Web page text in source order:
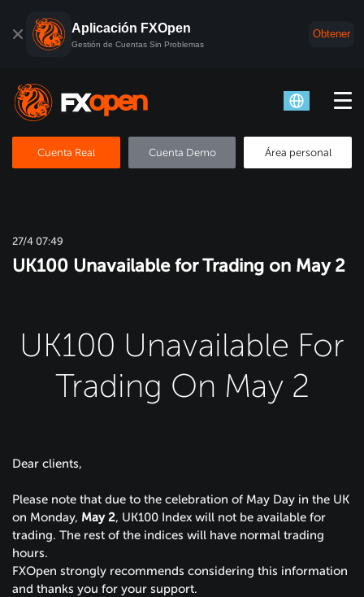
Aplicación FXOpen
Gestión de Cuentas Sin Problemas
Obtener
Cuenta Real Cuenta Demo Área personal
27/4 07:49
UK100 Unavailable for Trading on May 2
UK100 Unavailable For
Trading On May 2
Dear clients,
Please note that due to the celebration of May Day in the UK
on Monday, May 2, UK100 Index will not be available for
trading. The rest of the indices will have normal trading
hours.
FXOpen strongly recommends considering this information
and thanks you for your support.